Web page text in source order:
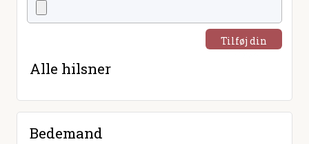
Tilføj din
Alle hilsner
Bedemand